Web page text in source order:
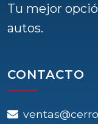
Tu mejor
autos.
CONTACTO